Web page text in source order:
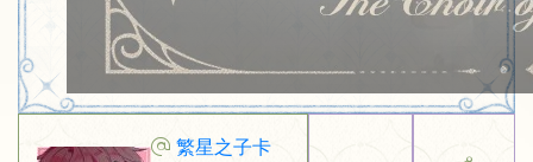
繁星之子卡